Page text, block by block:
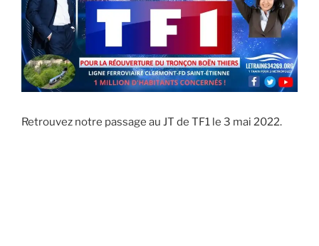
Retrouvez notre passage au JT de TF1 le 3 mai 2022.